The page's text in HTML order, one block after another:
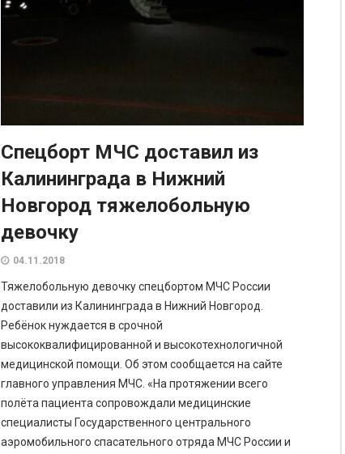
Спецборт МЧС доставил из
Калининграда в Нижний
Новгород тяжелобольную
девочку
04.11.2018
Тяжелобольную девочку спецбортом МЧС России
доставили из Калининграда в Нижний Новгород.
Ребёнок нуждается в срочной
высококвалифицированной и высокотехнологичной
медицинской помощи. Об этом сообщается на сайте
главного управления МЧС. «На протяжении всего
полёта пациента сопровождали медицинские
специалисты Государственного центрального
аэромобильного спасательного отряда МЧС России и